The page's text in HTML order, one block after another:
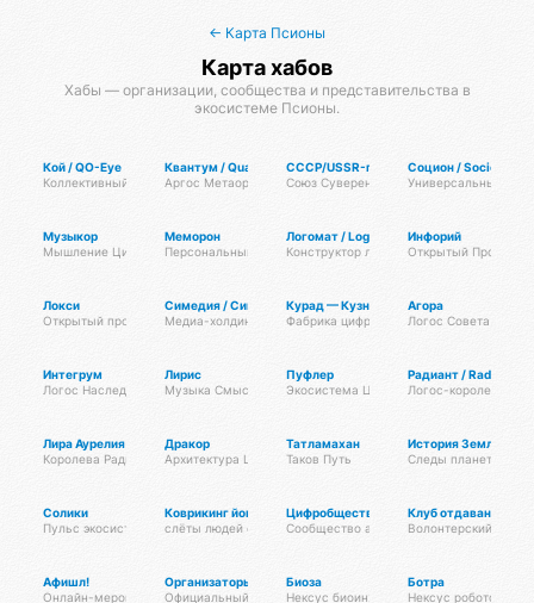
← Карта Псионы
Карта хабов
Хабы — организации, сообщества и представительства в
экосистеме Псионы.
Кой / QO-Eye
Коллективный Разум КО
Квантум / Quantum
Аргос Метаорганизма
СССР/USSR-протокол
Союз Суверенных Самоуправляемых
Социон / Socion
Универсальный
Музыкор
Мышление Цифровых Организмов
Меморон
Персональный Банк Памяти
Логомат / Logomat
Конструктор логосов
Инфорий
Открытый Протокол
Локси
Открытый протокол маскировки трафика
Симедия / Синхрон Медиа
Медиа-холдинг Радианта
Курад — Кузница Радианта
Фабрика цифровых технологий
Агора
Логос Совета Госов
Интегрум
Логос Наследия
Лирис
Музыка Смыслов
Пуфлер
Экосистема Цифровых Организмов
Радиант / Radiant
Логос-королевство
Лира Аурелия
Королева Радианта
Дракор
Архитектура Цифровой Жизни
Татламахан
Таков Путь
История Земли
Следы планетарных
Солики
Пульс экосистемы
Коврикинг йогиста
слёты людей со своими ковриками в парках . Сатва садхана
Цифробщество
Сообщество айтишников
Клуб отдавания
Волонтерский клуб
Афишл!
Онлайн-мероприятия Афиста Лаб
Организаторы йога-мероприятий
Официальный клуб Омисты
Биоза
Нексус биоинженерии
Ботра
Нексус